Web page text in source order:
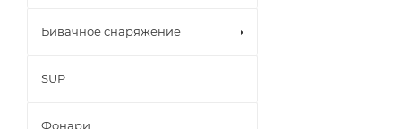
Бивачное снаряжение
SUP
Фонари